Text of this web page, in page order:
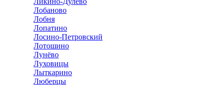
Лобаново
Лобня
Лопатино
Лосино-Петровский
Лотошино
Лунёво
Луховицы
Лыткарино
Люберцы